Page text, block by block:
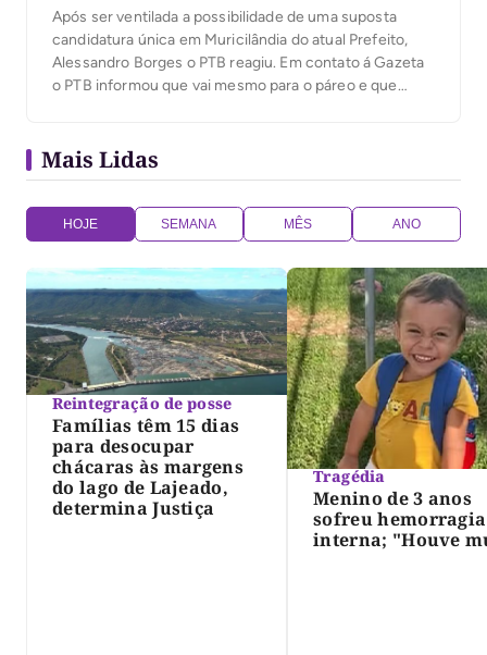
Após ser ventilada a possibilidade de uma suposta
candidatura única em Muricilândia do atual Prefeito,
Alessandro Borges o PTB reagiu. Em contato á Gazeta
o PTB informou que vai mesmo para o páreo e que
minha pré-candidatura a […]
Mais Lidas
HOJE SEMANA MÊS ANO
Reintegração de posse
Famílias têm 15 dias
para desocupar
chácaras às margens
do lago de Lajeado,
determina Justiça
Tragédia
Menino de 3 anos
sofreu hemorragia
interna; "Houve